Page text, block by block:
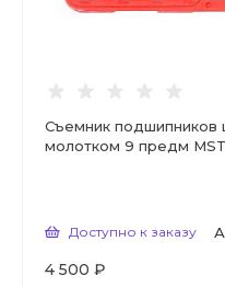
Съемник подшипников
молотком 9 предм
Доступно к заказу
4 500 ₽